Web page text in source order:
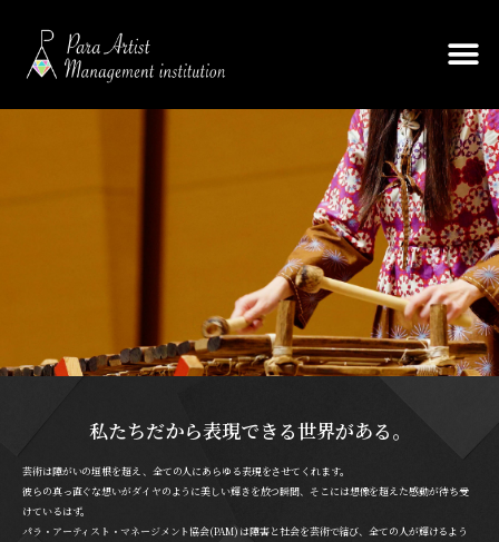
私たちだから表現できる世界がある。
芸術は障がいの垣根を超え、全ての人にあらゆる表現をさせてくれます。
彼らの真っ直ぐな想いがダイヤのように美しい輝きを放つ瞬間、そこには想像を超えた感動が待ち受
けているはず。
パラ・アーティスト・マネージメント協会(PAM) は障害と社会を芸術で結び、全ての人が輝けるよう